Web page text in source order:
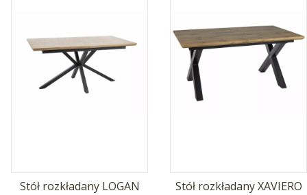
Stół rozkładany LOGAN Stół rozkładany XAVIERO